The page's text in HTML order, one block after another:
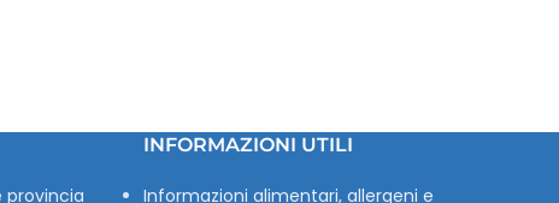
provincia
INFORMAZIONI UTILI
Informazioni alimentari, allergeni e